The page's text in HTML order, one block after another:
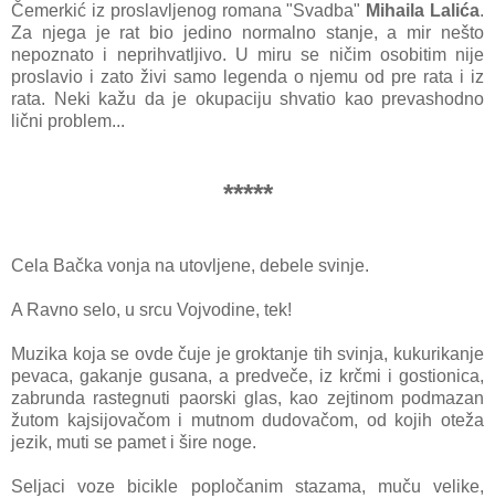
Čemerkić iz proslavljenog romana "Svadba" Mihaila Lalića.
Za njega je rat bio jedino normalno stanje, a mir nešto
nepoznato i neprihvatljivo. U miru se ničim osobitim nije
proslavio i zato živi samo legenda o njemu od pre rata i iz
rata. Neki kažu da je okupaciju shvatio kao prevashodno
lični problem...
*****
Cela Bačka vonja na utovljene, debele svinje.
A Ravno selo, u srcu Vojvodine, tek!
Muzika koja se ovde čuje je groktanje tih svinja, kukurikanje
pevaca, gakanje gusana, a predveče, iz krčmi i gostionica,
zabrunda rastegnuti paorski glas, kao zejtinom podmazan
žutom kajsijovačom i mutnom dudovačom, od kojih oteža
jezik, muti se pamet i šire noge.
Seljaci voze bicikle popločanim stazama, muču velike,